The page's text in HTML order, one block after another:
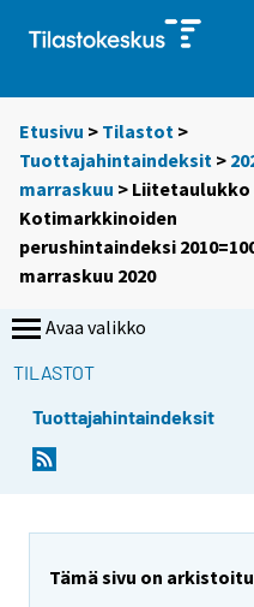
Etusivu > Tilastot >
Tuottajahintaindeksit >
marraskuu > Liitetaulukko
Kotimarkkinoiden
perushintaindeksi
marraskuu 2020
Avaa valikko
TILASTOT
Tuottajahintaindeksit
Tämä sivu on